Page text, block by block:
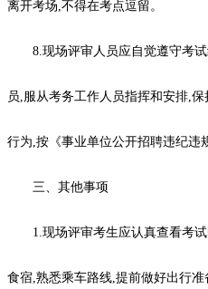
离开考场,不得在考点逗留。
8.现场评审人员应自觉遵守考
员,服从考务工作人员指挥和安排,
行为,按《事业单位公开招聘违纪违
三、其他事项
1.现场评审考生应认真查看考
食宿,熟悉乘车路线,提前做好出行准